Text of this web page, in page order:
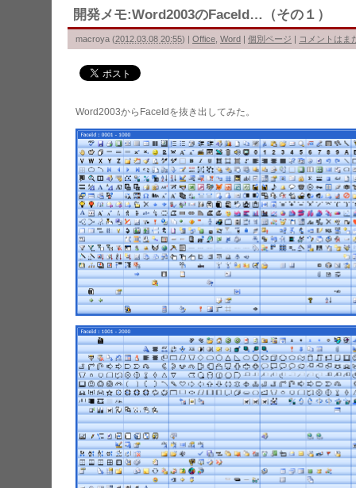
開発メモ:Word2003のFaceId…（その１）
macroya (2012.03.08 20:55) | Office Word | 個別ページ | コメントはま
Word2003からFaceIdを抜き出してみた。